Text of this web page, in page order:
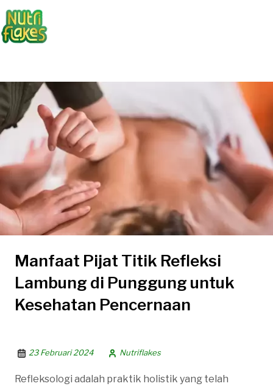
Manfaat Pijat Titik Refleksi
Lambung di Punggung untuk
Kesehatan Pencernaan
23 Februari 2024 Nutriflakes
Refleksologi adalah praktik holistik yang telah